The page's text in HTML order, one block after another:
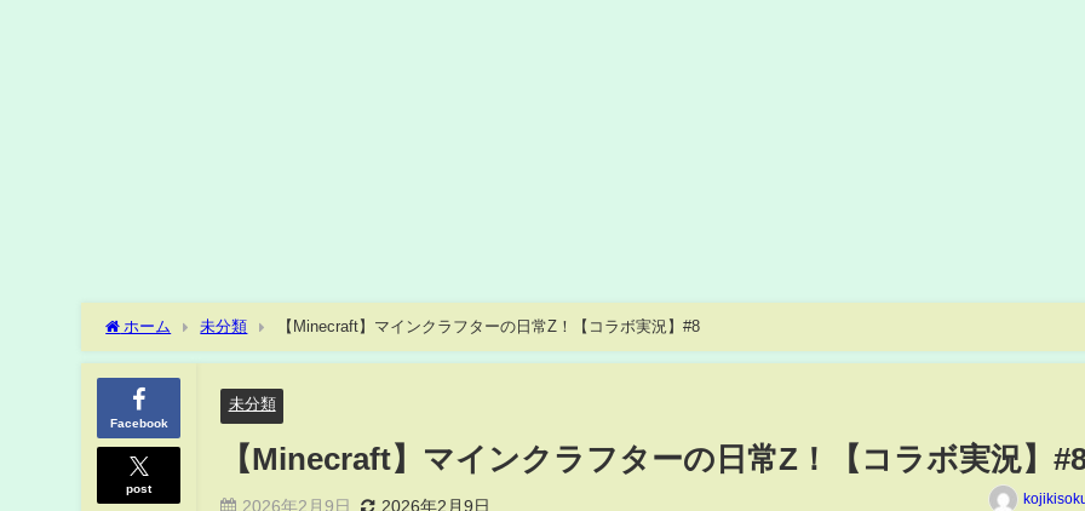
ホーム 未分類 【Minecraft】マインクラフターの日常Z！【コラボ実況】#8
Facebook
post
未分類
【Minecraft】マインクラフターの日常Z！【コラボ実況】
2026年2月9日 2026年2月9日